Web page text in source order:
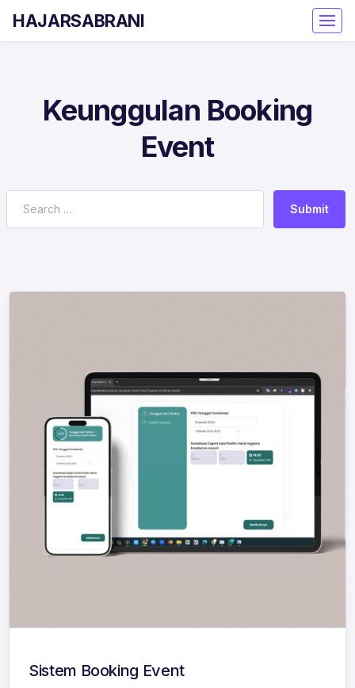
HAJARSABRANI
Keunggulan Booking
Event
Submit
Sistem Booking Event